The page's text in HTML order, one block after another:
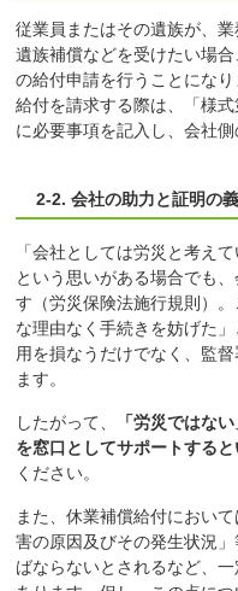
従業員またはその遺族が、
遺族補償などを受けたい場
の給付申請を行うことにな
給付を請求する際は、「様
に必要事項を記入し、会社
2-2. 会社の助力と証明の
「会社としては労災と考え
という思いがある場合でも
す（労災保険法施行規則）
な理由なく手続きを妨げた
用を損なうだけでなく、監
ます。
したがって、
「労災ではな
を窓口としてサポートする
ください。
また、休業補償給付におい
害の原因及びその発生状況
ばならないとされるなど、